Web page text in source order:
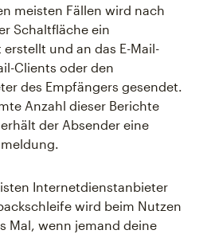
meisten Fällen wird nach
Schaltfläche ein
und an das E-Mail-
Clients oder den
des Empfängers gesendet.
Anzahl dieser Berichte
der Absender eine
Internetdienstanbieter
wird beim Nutzen
Mal, wenn jemand deine